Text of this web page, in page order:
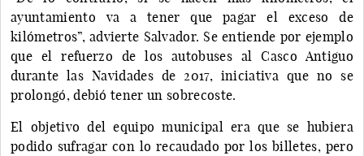
ayuntamiento va a tener que pagar el exceso de
kilómetros”, advierte Salvador. Se entiende por ejemplo
que el refuerzo de los autobuses al Casco Antiguo
durante las Navidades de 2017, iniciativa que no se
prolongó, debió tener un sobrecoste.
El objetivo del equipo municipal era que se hubiera
podido sufragar con lo recaudado por los billetes, pero